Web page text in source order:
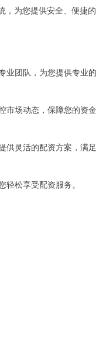
，为您提供安全、便捷的
业团队，为您提供专业的
市场动态，保障您的资金
供灵活的配资方案，满足
松享受配资服务。